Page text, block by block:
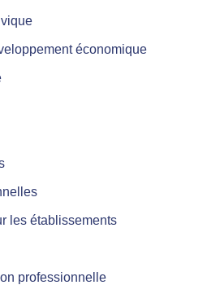
économique
les établissements
professionnelle